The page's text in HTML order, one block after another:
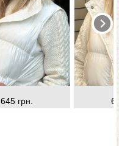
645 грн.